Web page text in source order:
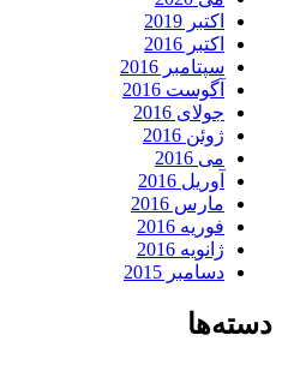
اکتبر 2019
اکتبر 2016
سپتامبر 2016
آگوست 2016
جولای 2016
ژوئن 2016
می 2016
آوریل 2016
مارس 2016
فوریه 2016
ژانویه 2016
دسامبر 2015
دسته‌ها